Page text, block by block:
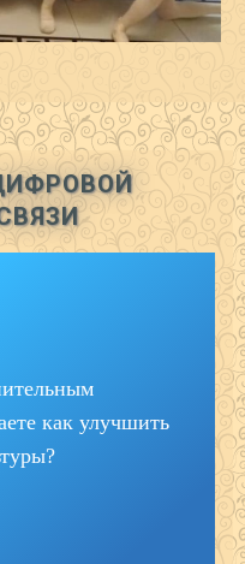
как улучшить